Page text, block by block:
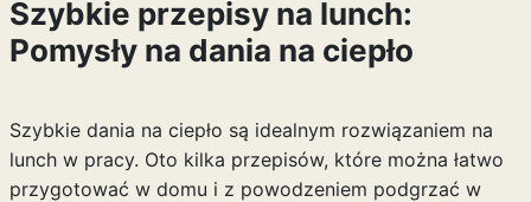
Szybkie przepisy na lunch:
Pomysły na dania na ciepło
Szybkie dania na ciepło są idealnym rozwiązaniem na
lunch w pracy. Oto kilka przepisów, które można łatwo
przygotować w domu i z powodzeniem podgrzać w